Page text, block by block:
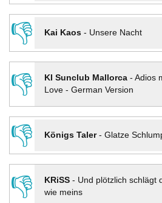
👎
Kai Kaos- Unsere Nacht
👎
KI Sunclub Mallorca- Adios
Love - German Version
👎
Königs Taler- Glatze
👎
KRiSS- Und plötzlich schlägt
wie meins